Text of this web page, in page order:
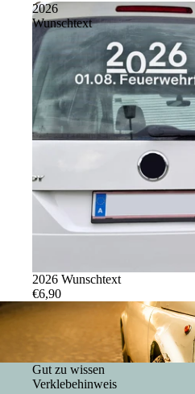
2026
Wunschtext
2026 Wunschtext
€6,90
Gut zu wissen
Verklebehinweis